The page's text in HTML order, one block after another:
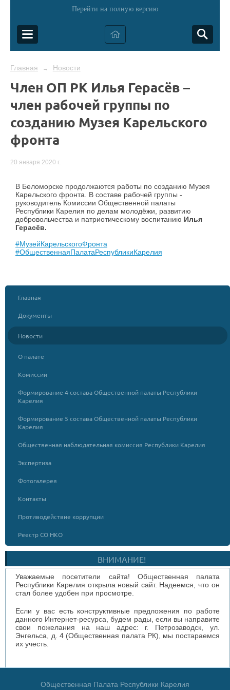
Перейти на полную версию
Главная → Новости
Член ОП РК Илья Герасёв –
член рабочей группы по
созданию Музея Карельского
фронта
20 января 2020 г.
В Беломорске продолжаются работы по созданию Музея
Карельского фронта. В составе рабочей группы -
руководитель Комиссии Общественной палаты
Республики Карелия по делам молодёжи, развитию
добровольчества и патриотическому воспитанию Илья
Герасёв.
#МузейКарельскогоФронта
#ОбщественнаяПалатаРеспубликиКарелия
Главная
Документы
Новости
О палате
Комиссии
Формирование 4 состава Общественной палаты Республики
Карелия
Формирование 5 состава Общественной палаты Республики
Карелия
Общественная наблюдательная комиссия Республики Карелия
Экспертиза
Фотогалерея
Контакты
Противодействие коррупции
Реестр СО НКО
ВНИМАНИЕ!
Уважаемые посетители сайта! Общественная палата
Республики Карелия открыла новый сайт. Надеемся, что он
стал более удобен при просмотре.
Если у вас есть конструктивные предложения по работе
данного Интернет-ресурса, будем рады, если вы направите
свои пожелания на наш адрес: г. Петрозаводск, ул.
Энгельса, д. 4 (Общественная палата РК), мы постараемся
их учесть.
Общественная Палата Республики Карелия